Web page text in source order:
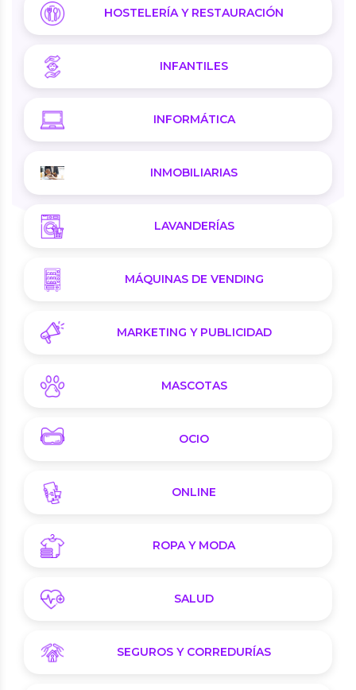
HOSTELERÍA Y RESTAURACIÓN
INFANTILES
INFORMÁTICA
INMOBILIARIAS
LAVANDERÍAS
MÁQUINAS DE VENDING
MARKETING Y PUBLICIDAD
MASCOTAS
OCIO
ONLINE
ROPA Y MODA
SALUD
SEGUROS Y CORREDURÍAS